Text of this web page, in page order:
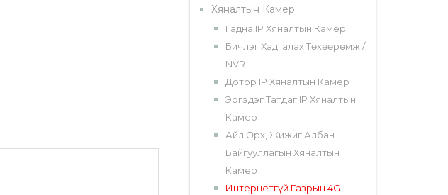
Хяналтын Камер
Гадна IP Хяналтын Камер
Бичлэг Хадгалах Төхөөрөмж /
NVR
Дотор IP Хяналтын Камер
Эргэдэг Татдаг IP Хяналтын
Камер
Айл Өрх, Жижиг Албан
Байгууллагын Хяналтын
Камер
Интернетгүй Газрын 4G